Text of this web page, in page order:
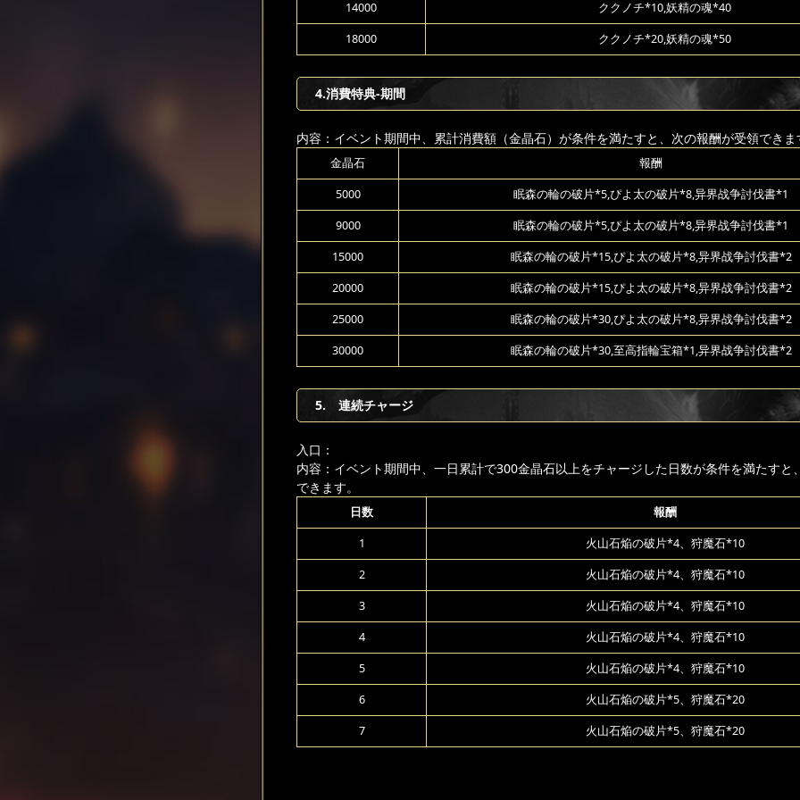
14000 ククノチ*10,妖精の魂*40
18000 ククノチ*20,妖精の魂*50
4.消費特典-期間
内容：イベント期間中、累計消費額（金晶石）が条件を満たすと、次の報酬が受領できま
金晶石 報酬
5000 眠森の輪の破片*5,ぴよ太の破片*8,异界战争討伐書*1
9000 眠森の輪の破片*5,ぴよ太の破片*8,异界战争討伐書*1
15000 眠森の輪の破片*15,ぴよ太の破片*8,异界战争討伐書*2
20000 眠森の輪の破片*15,ぴよ太の破片*8,异界战争討伐書*2
25000 眠森の輪の破片*30,ぴよ太の破片*8,异界战争討伐書*2
30000 眠森の輪の破片*30,至高指輪宝箱*1,异界战争討伐書*2
5. 連続チャージ
入口：
内容：イベント期間中、一日累計で300金晶石以上をチャージした日数が条件を満たすと
できます。
日数 報酬
1 火山石焔の破片*4、狩魔石*10
2 火山石焔の破片*4、狩魔石*10
3 火山石焔の破片*4、狩魔石*10
4 火山石焔の破片*4、狩魔石*10
5 火山石焔の破片*4、狩魔石*10
6 火山石焔の破片*5、狩魔石*20
7 火山石焔の破片*5、狩魔石*20